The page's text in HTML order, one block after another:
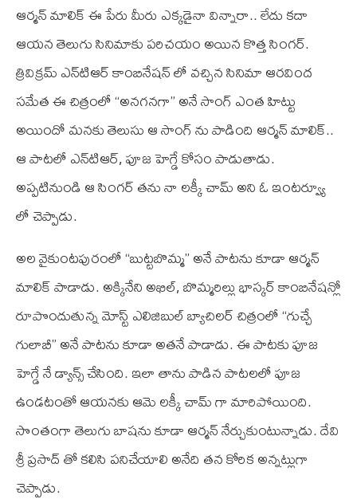
ఆర్మన్ మాలిక్ ఈ పేరు మీరు ఎక్కడైనా విన్నారా.. లేదు కదా
ఆయన తెలుగు సినిమాకు పరిచయం అయిన కొత్త సింగర్.
త్రివిక్రమ్ ఎన్‌టి‌ఆర్ కాంబినేషన్ లో వచ్చిన సినిమా ఆరవింద
సమేత ఈ చిత్రంలో “అనగనగా” అనే సాంగ్ ఎంత హిట్టు
అయిందో మనకు తెలుసు ఆ సాంగ్ ను పాడింది ఆర్మన్ మాలిక్..
ఆ పాటలో ఎన్‌టి‌ఆర్, పూజ హెగ్డే కోసం పాడుతాడు.
అప్పటినుండి ఆ సింగర్ తను నా లక్కీ చామ్ అని ఓ ఇంటర్వ్యూ
లో చెప్పాడు.
అల వైకుంటపురంలో “బుట్టబొమ్మ” అనే పాటను కూడా ఆర్మన్
మాలిక్ పాడాడు. అక్కినేని అఖిల్, బొమ్మరిల్లు భాస్కర్ కాంబినేషన్లో
రూపొందుతున్న మోస్ట్ ఎలిజిబుల్ బ్యాచిలర్ చిత్రంలో “గుచ్చే
గులాబీ” అనే పాటను కూడా అతనే పాడాడు. ఈ పాటకు పూజ
హెగ్డే నే డ్యాన్స్ చేసింది. ఇలా తాను పాడిన పాటలలో పూజ
ఉండటంతో ఆయనకు ఆమె లక్కీ చామ్ గా మారిపోయింది.
సొంతంగా తెలుగు బాషను కూడా ఆర్మన్ నేర్చుకుంటున్నాడు. దేవి
శ్రీ ప్రసాద్ తో కలిసి పనిచేయాలి అనేది తన కోరిక అన్నట్లుగా
చెప్పాడు.